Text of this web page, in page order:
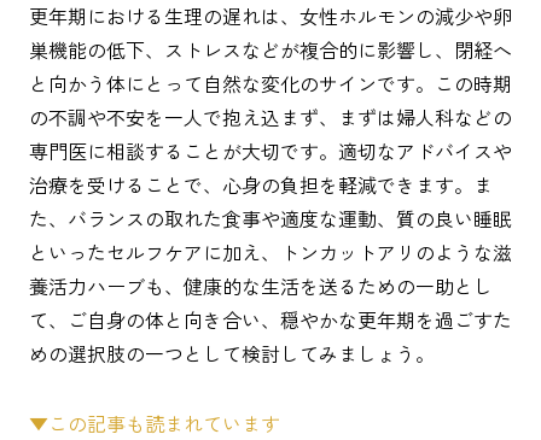
更年期における生理の遅れは、女性ホルモンの減少や卵
巣機能の低下、ストレスなどが複合的に影響し、閉経へ
と向かう体にとって自然な変化のサインです。この時期
の不調や不安を一人で抱え込まず、まずは婦人科などの
専門医に相談することが大切です。適切なアドバイスや
治療を受けることで、心身の負担を軽減できます。ま
た、バランスの取れた食事や適度な運動、質の良い睡眠
といったセルフケアに加え、トンカットアリのような滋
養活力ハーブも、健康的な生活を送るための一助とし
て、ご自身の体と向き合い、穏やかな更年期を過ごすた
めの選択肢の一つとして検討してみましょう。
▼この記事も読まれています